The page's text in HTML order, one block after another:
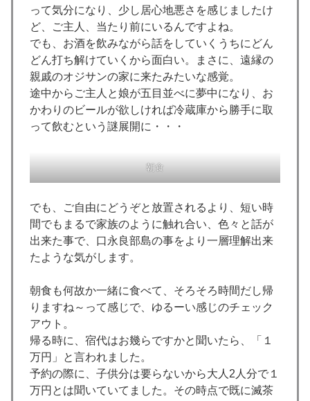
って気分になり、少し居心地悪さを感じましたけ
ど、ご主人、当たり前にいるんですよね。
でも、お酒を飲みながら話をしていくうちにどん
どん打ち解けていくから面白い。まさに、遠縁の
親戚のオジサンの家に来たみたいな感覚。
途中からご主人と娘が五目並べに夢中になり、お
かわりのビールが欲しければ冷蔵庫から勝手に取
って飲むという謎展開に・・・
朝食
でも、ご自由にどうぞと放置されるより、短い時
間でもまるで家族のように触れ合い、色々と話が
出来た事で、口永良部島の事をより一層理解出来
たような気がします。
朝食も何故か一緒に食べて、そろそろ時間だし帰
りますね～って感じで、ゆるーい感じのチェック
アウト。
帰る時に、宿代はお幾らですかと聞いたら、「１
万円」と言われました。
予約の際に、子供分は要らないから大人2人分で１
万円とは聞いていてました。その時点で既に滅茶